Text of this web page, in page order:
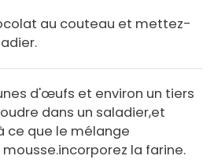
au couteau et mettez-
d'œufs et environ un tiers
dans un saladier,et
ce que le mélange
la farine.